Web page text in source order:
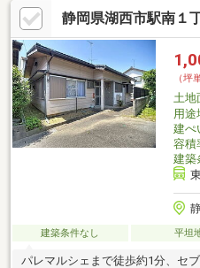
静岡県湖西市駅南１
（坪
土地
用途
建ぺ
容積
建築
建築条件なし 平坦
パレマルシェまで徒歩約1分、セ